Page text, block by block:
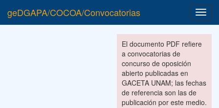
geDGAPA/COCOA/Convocatorias
El documento PDF refiere
a convocatorias de
concurso de oposición
abierto publicadas en
GACETA UNAM; las fechas
de referencia son las de
publicación por este medio.